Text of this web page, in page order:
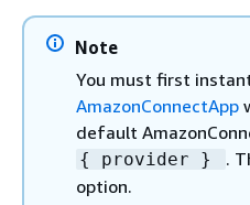
Note
You must first
AmazonConnectApp
default
{ provider }
.
option.